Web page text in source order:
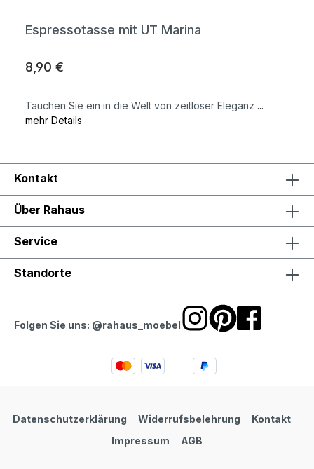
Espressotasse mit UT Marina
8,90 €
Tauchen Sie ein in die Welt von zeitloser Eleganz ...
mehr Details
Kontakt
Über Rahaus
Service
Standorte
Folgen Sie uns: @rahaus_moebel
Datenschutzerklärung Widerrufsbelehrung
Kontakt
Impressum
AGB